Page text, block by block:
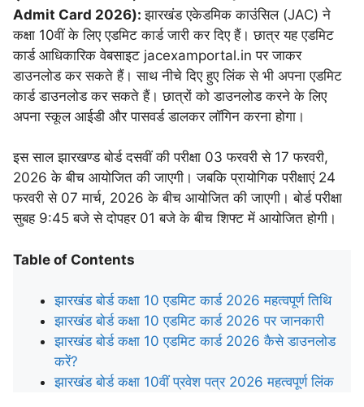
Admit Card 2026):झारखंड एकेडमिक काउंसिल (JAC) ने
कक्षा 10वीं के लिए एडमिट कार्ड जारी कर दिए हैं। छात्र यह एडमिट
कार्ड आधिकारिक वेबसाइट jacexamportal.in पर जाकर
डाउनलोड कर सकते हैं। साथ नीचे दिए हुए लिंक से भी अपना एडमिट
कार्ड डाउनलोड कर सकते हैं। छात्रों को डाउनलोड करने के लिए
अपना स्कूल आईडी और पासवर्ड डालकर लॉगिन करना होगा।
इस साल झारखण्ड बोर्ड दसवीं की परीक्षा 03 फरवरी से 17 फरवरी,
2026 के बीच आयोजित की जाएगी। जबकि प्रायोगिक परीक्षाएं 24
फरवरी से 07 मार्च, 2026 के बीच आयोजित की जाएगी। बोर्ड परीक्षा
सुबह 9:45 बजे से दोपहर 01 बजे के बीच शिफ्ट में आयोजित होगी।
Table of Contents
झारखंड बोर्ड कक्षा 10 एडमिट कार्ड 2026 महत्वपूर्ण तिथि
झारखंड बोर्ड कक्षा 10 एडमिट कार्ड 2026 पर जानकारी
झारखंड बोर्ड कक्षा 10 एडमिट कार्ड 2026 कैसे डाउनलोड
करें?
झारखंड बोर्ड कक्षा 10वीं प्रवेश पत्र 2026 महत्वपूर्ण लिंक